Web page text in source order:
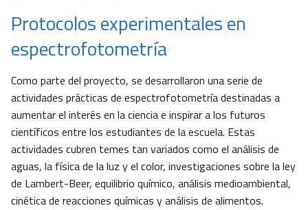
Protocolos experimentales en
espectrofotometría
Como parte del proyecto, se desarrollaron una serie de
actividades prácticas de espectrofotometría destinadas a
aumentar el interés en la ciencia e inspirar a los futuros
científicos entre los estudiantes de la escuela. Estas
actividades cubren temes tan variados como el análisis de
aguas, la física de la luz y el color, investigaciones sobre la ley
de Lambert-Beer, equilibrio químico, análisis medioambiental,
cinética de reacciones químicas y análisis de alimentos.